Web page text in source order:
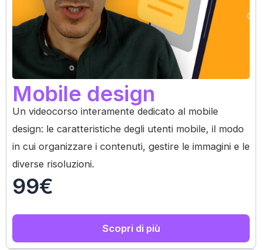
Mobile design
Un videocorso interamente dedicato al mobile
design: le caratteristiche degli utenti mobile, il modo
in cui organizzare i contenuti, gestire le immagini e le
diverse risoluzioni.
99€
Scopri di più